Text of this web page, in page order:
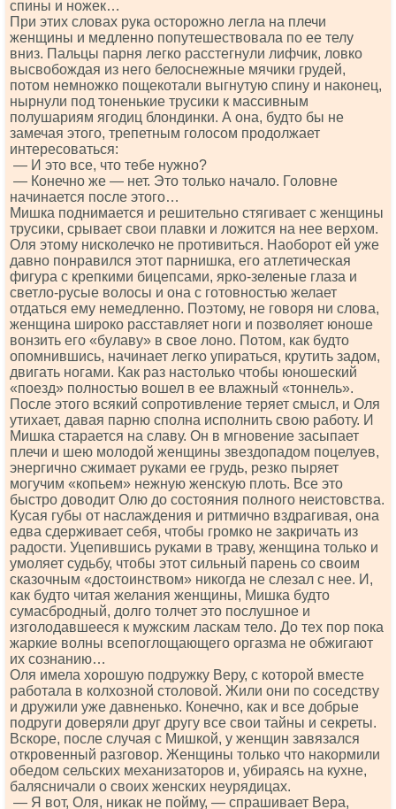
спины и ножек…
При этих словах рука осторожно легла на плечи
женщины и медленно попутешествовала по ее телу
вниз. Пальцы парня легко расстегнули лифчик, ловко
высвобождая из него белоснежные мячики грудей,
потом немножко пощекотали выгнутую спину и наконец,
нырнули под тоненькие трусики к массивным
полушариям ягодиц блондинки. А она, будто бы не
замечая этого, трепетным голосом продолжает
интересоваться:
— И это все, что тебе нужно?
— Конечно же — нет. Это только начало. Головне
начинается после этого…
Мишка поднимается и решительно стягивает с женщины
трусики, срывает свои плавки и ложится на нее верхом.
Оля этому нисколечко не противиться. Наоборот ей уже
давно понравился этот парнишка, его атлетическая
фигура с крепкими бицепсами, ярко-зеленые глаза и
светло-русые волосы и она с готовностью желает
отдаться ему немедленно. Поэтому, не говоря ни слова,
женщина широко расставляет ноги и позволяет юноше
вонзить его «булаву» в свое лоно. Потом, как будто
опомнившись, начинает легко упираться, крутить задом,
двигать ногами. Как раз настолько чтобы юношеский
«поезд» полностью вошел в ее влажный «тоннель».
После этого всякий сопротивление теряет смысл, и Оля
утихает, давая парню сполна исполнить свою работу. И
Мишка старается на славу. Он в мгновение засыпает
плечи и шею молодой женщины звездопадом поцелуев,
энергично сжимает руками ее грудь, резко пыряет
могучим «копьем» нежную женскую плоть. Все это
быстро доводит Олю до состояния полного неистовства.
Кусая губы от наслаждения и ритмично вздрагивая, она
едва сдерживает себя, чтобы громко не закричать из
радости. Уцепившись руками в траву, женщина только и
умоляет судьбу, чтобы этот сильный парень со своим
сказочным «достоинством» никогда не слезал с нее. И,
как будто читая желания женщины, Мишка будто
сумасбродный, долго толчет это послушное и
изголодавшееся к мужским ласкам тело. До тех пор пока
жаркие волны всепоглощающего оргазма не обжигают
их сознанию…
Оля имела хорошую подружку Веру, с которой вместе
работала в колхозной столовой. Жили они по соседству
и дружили уже давненько. Конечно, как и все добрые
подруги доверяли друг другу все свои тайны и секреты.
Вскоре, после случая с Мишкой, у женщин завязался
откровенный разговор. Женщины только что накормили
обедом сельских механизаторов и, убираясь на кухне,
балясничали о своих женских неурядицах.
— Я вот, Оля, никак не пойму, — спрашивает Вера,